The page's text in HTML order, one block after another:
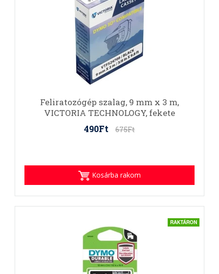
Feliratozógép szalag, 9 mm x 3 m,
VICTORIA TECHNOLOGY, fekete
490Ft 675Ft
Kosárba rakom
RAKTÁRON